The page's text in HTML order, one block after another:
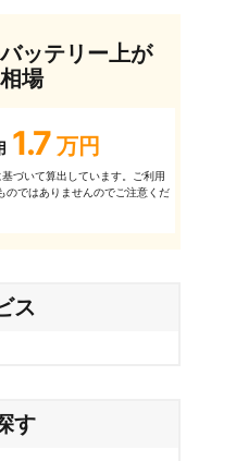
ッテリー上が
場
1.7 万円
づいて算出しています。ご利⽤
のではありませんのでご注意くだ
ス
す